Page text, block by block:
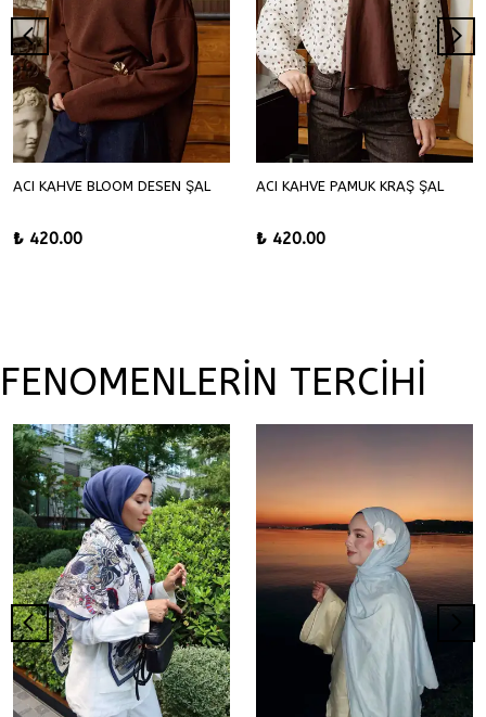
ACI KAHVE BLOOM DESEN ŞAL
₺ 420.00
ACI KAHVE PAMUK KRAŞ ŞAL
₺ 420.00
FENOMENLERİN TERCİHİ